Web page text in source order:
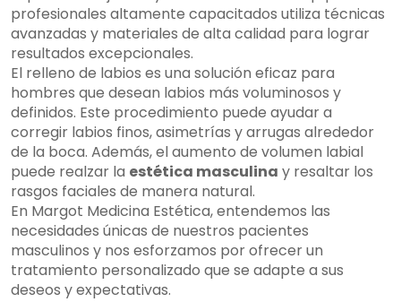
profesionales altamente capacitados utiliza técnicas
avanzadas y materiales de alta calidad para lograr
resultados excepcionales.
El relleno de labios es una solución eficaz para
hombres que desean labios más voluminosos y
definidos. Este procedimiento puede ayudar a
corregir labios finos, asimetrías y arrugas alrededor
de la boca. Además, el aumento de volumen labial
puede realzar la estética masculina y resaltar los
rasgos faciales de manera natural.
En Margot Medicina Estética, entendemos las
necesidades únicas de nuestros pacientes
masculinos y nos esforzamos por ofrecer un
tratamiento personalizado que se adapte a sus
deseos y expectativas.